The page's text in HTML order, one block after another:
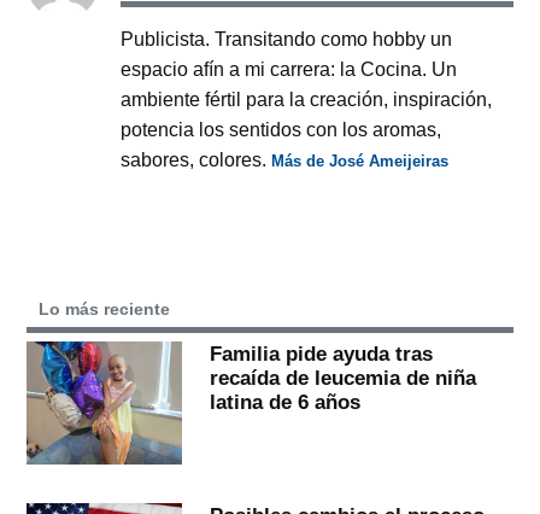
Publicista. Transitando como hobby un
espacio afín a mi carrera: la Cocina. Un
ambiente fértil para la creación, inspiración,
potencia los sentidos con los aromas,
sabores, colores.Más de José Ameijeiras
Lo más reciente
Familia pide ayuda tras
recaída de leucemia de niña
latina de 6 años